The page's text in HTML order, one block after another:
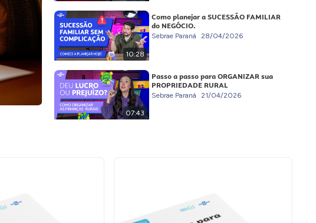
10:28
Como planejar a SUCESSÃO FAMILIAR
do NEGÓCIO.
Sebrae Paraná 28/04/2026
07:43
Passo a passo para ORGANIZAR sua
PROPRIEDADE RURAL
Sebrae Paraná 21/04/2026